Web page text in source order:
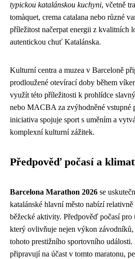
typickou katalánskou kuchyni, včetně
tomàquet, crema catalana nebo různé
příležitost načerpat energii z kvalitních
autentickou chuť Katalánska.
Kulturní centra a muzea v Barceloně
prodloužené otevírací doby během
využít této příležitosti k prohlídce
nebo MACBA za zvýhodněné vstupné
iniciativa spojuje sport s uměním a
komplexní kulturní zážitek.
Předpověď počasí a
Barcelona Marathon 2026 se
katalánské hlavní město nabízí
běžecké aktivity. Předpověď počasí
který ovlivňuje nejen výkon
tohoto prestižního sportovního události.
připravují na účast v tomto maratonu,